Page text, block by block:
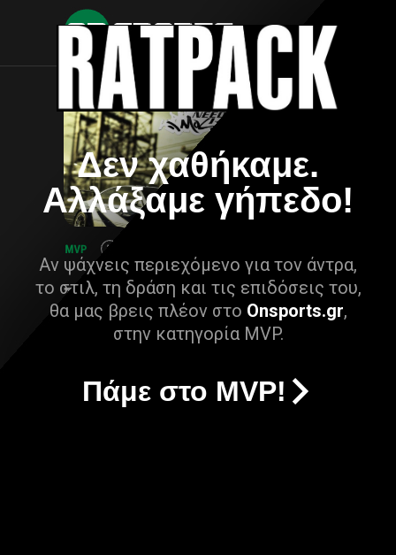
Δεν χαθήκαμε.
Αλλάξαμε γήπεδο!
Αν ψάχνεις περιεχόμενο για τον άντρα,
το στιλ, τη δράση και τις επιδόσεις του,
θα μας βρεις πλέον στο Onsports.gr,
στην κατηγορία MVP.
Πάμε στο MVP!